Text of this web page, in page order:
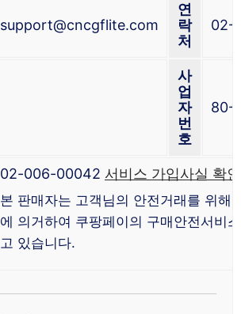
support@cncgflite.com
연
락
처
02-
사
업
자
번
호
80-
02-006-00042 서비스 가입사실 확
본 판매자는 고객님의 안전거래를 위해
에 의거하여 쿠팡페이의 구매안전서비
고 있습니다.